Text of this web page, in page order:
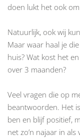
doen lukt het ook
Natuurlijk, ook wij
Maar waar haal je
huis? Wat kost het
over 3 maanden?
Veel vragen die op
beantwoorden. Het
ben en blijf positief,
net zo’n najaar in als